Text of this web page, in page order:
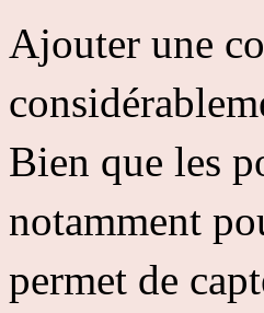
Ajouter une
Bien que les
notamment
permet de